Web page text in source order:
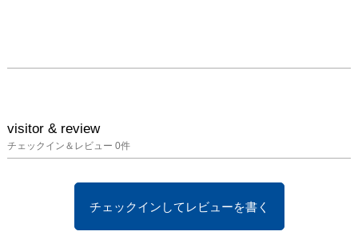
visitor & review
チェックイン＆レビュー 0件
チェックインしてレビューを書く